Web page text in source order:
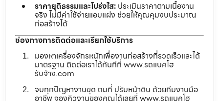
ราคายุติธรรมและโปร่งใส: ประเมินราคาตามเนื้องาน
จริง ไม่มีค่าใช้จ่ายแอบแฝง ช่วยให้คุณคุมงบประมาณ
ก่อสร้างได้
ช่องทางการติดต่อและเรียกใช้บริการ
มองหาเครื่องจักรหนักเพื่องานก่อสร้างที่รวดเร็วและได้
มาตรฐาน ติดต่อเราได้ทันทีที่ www.รถแบคโฮ
รับจ้าง.com
จบทุกปัญหางานขุด ถมที่ ปรับหน้าดิน ด้วยทีมงานมือ
อาชีพ จองคิวงานของคุณได้เลยที่ www.รถแบคโฮ